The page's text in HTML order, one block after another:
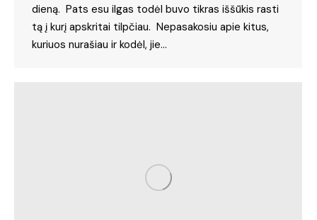
dieną. Pats esu ilgas todėl buvo tikras iššūkis rasti
tą į kurį apskritai tilpčiau. Nepasakosiu apie kitus,
kuriuos nurašiau ir kodėl, jie…